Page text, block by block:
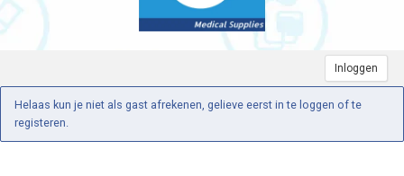
Inloggen
Helaas kun je niet als gast afrekenen, gelieve eerst in te loggen of te
registeren.